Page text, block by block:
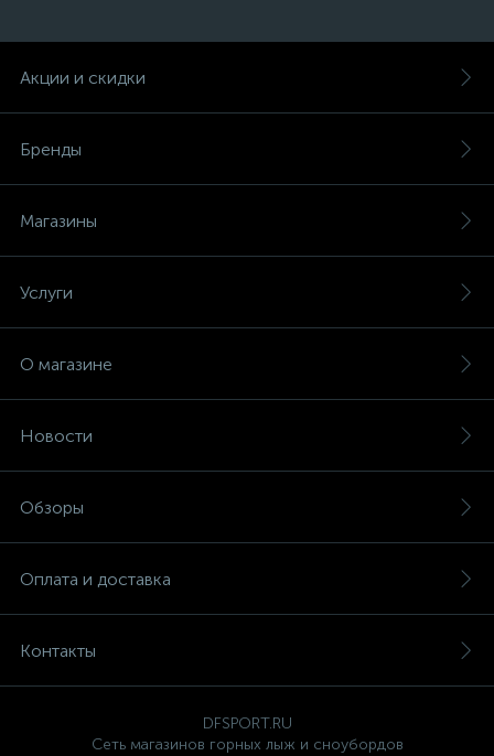
Акции и скидки
Бренды
Магазины
Услуги
О магазине
Новости
Обзоры
Оплата и доставка
Контакты
DFSPORT.RU
Сеть магазинов горных лыж и сноубордов